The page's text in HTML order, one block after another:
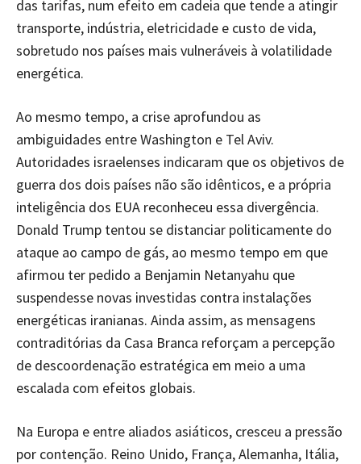
das tarifas, num efeito em cadeia que tende a atingir
transporte, indústria, eletricidade e custo de vida,
sobretudo nos países mais vulneráveis à volatilidade
energética.
Ao mesmo tempo, a crise aprofundou as
ambiguidades entre Washington e Tel Aviv.
Autoridades israelenses indicaram que os objetivos de
guerra dos dois países não são idênticos, e a própria
inteligência dos EUA reconheceu essa divergência.
Donald Trump tentou se distanciar politicamente do
ataque ao campo de gás, ao mesmo tempo em que
afirmou ter pedido a Benjamin Netanyahu que
suspendesse novas investidas contra instalações
energéticas iranianas. Ainda assim, as mensagens
contraditórias da Casa Branca reforçam a percepção
de descoordenação estratégica em meio a uma
escalada com efeitos globais.
Na Europa e entre aliados asiáticos, cresceu a pressão
por contenção. Reino Unido, França, Alemanha, Itália,